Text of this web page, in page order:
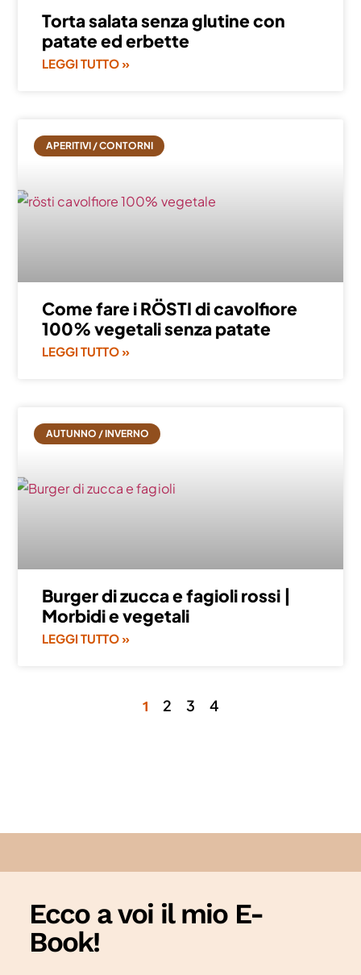
Torta salata senza glutine con
patate ed erbette
LEGGI TUTTO »
APERITIVI / CONTORNI
Come fare i RÖSTI di cavolfiore
100% vegetali senza patate
LEGGI TUTTO »
AUTUNNO / INVERNO
Burger di zucca e fagioli rossi |
Morbidi e vegetali
LEGGI TUTTO »
1 2 3 4
Ecco a voi il mio E-
Book!